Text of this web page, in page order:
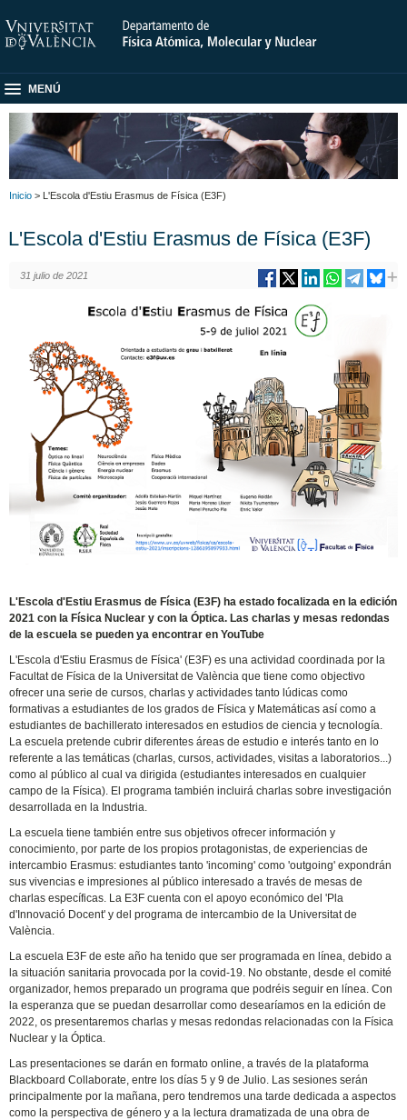
MENÚ
Inicio > L'Escola d'Estiu Erasmus de Física (E3F)
L'Escola d'Estiu Erasmus de Física (E3F)
31 julio de 2021
L'Escola d'Estiu Erasmus de Física (E3F) ha estado focalizada en la edición
2021 con la Física Nuclear y con la Óptica. Las charlas y mesas redondas
de la escuela se pueden ya encontrar en YouTube
L'Escola d'Estiu Erasmus de Física' (E3F) es una actividad coordinada por la
Facultat de Física de la Universitat de València que tiene como objectivo
ofrecer una serie de cursos, charlas y actividades tanto lúdicas como
formativas a estudiantes de los grados de Física y Matemáticas así como a
estudiantes de bachillerato interesados en estudios de ciencia y tecnología.
La escuela pretende cubrir diferentes áreas de estudio e interés tanto en lo
referente a las temáticas (charlas, cursos, actividades, visitas a laboratorios...)
como al público al cual va dirigida (estudiantes interesados en cualquier
campo de la Física). El programa también incluirá charlas sobre investigación
desarrollada en la Industria.
La escuela tiene también entre sus objetivos ofrecer información y
conocimiento, por parte de los propios protagonistas, de experiencias de
intercambio Erasmus: estudiantes tanto 'incoming' como 'outgoing' expondrán
sus vivencias e impresiones al público interesado a través de mesas de
charlas específicas. La E3F cuenta con el apoyo económico del 'Pla
d'Innovació Docent' y del programa de intercambio de la Universitat de
València.
La escuela E3F de este año ha tenido que ser programada en línea, debido a
la situación sanitaria provocada por la covid-19. No obstante, desde el comité
organizador, hemos preparado un programa que podréis seguir en línea. Con
la esperanza que se puedan desarrollar como desearíamos en la edición de
2022, os presentaremos charlas y mesas redondas relacionadas con la Física
Nuclear y la Óptica.
Las presentaciones se darán en formato online, a través de la plataforma
Blackboard Collaborate, entre los días 5 y 9 de Julio. Las sesiones serán
principalmente por la mañana, pero tendremos una tarde dedicada a aspectos
como la perspectiva de género y a la lectura dramatizada de una obra de